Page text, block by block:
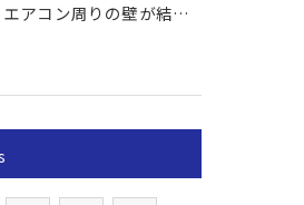
エアコン周りの壁が結露しやすい理由